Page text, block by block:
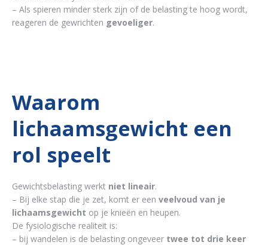
– Als spieren minder sterk zijn of de belasting te hoog wordt,
reageren de gewrichten gevoeliger.
Waarom
lichaamsgewicht een
rol speelt
Gewichtsbelasting werkt niet lineair.
– Bij elke stap die je zet, komt er een veelvoud van je
lichaamsgewicht op je knieën en heupen.
De fysiologische realiteit is:
– bij wandelen is de belasting ongeveer twee tot drie keer